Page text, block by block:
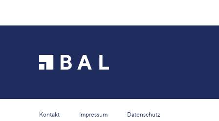
Kontakt Impressum Datenschutz